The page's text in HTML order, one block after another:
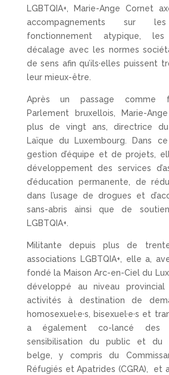
LGBTQIA+, Marie-Ange Cornet
accompagnements sur
fonctionnement atypique,
décalage avec les normes
de sens afin qu’ils·elles puissent
leur mieux-être.
Après un passage comme
Parlement bruxellois, Marie-
plus de vingt ans, directrice du
Laïque du Luxembourg. Dans
gestion d’équipe et de projets,
développement des services
d’éducation permanente, de
dans l’usage de drogues et
sans-abris ainsi que de
LGBTQIA+.
Militante depuis plus de
associations LGBTQIA+, elle a,
fondé la Maison Arc-en-Ciel du
développé au niveau
activités à destination de
homosexuel·e·s, bisexuel·e·s et
a également co-lancé des
sensibilisation du public et du
belge, y compris du
Réfugiés et Apatrides (CGRA), et